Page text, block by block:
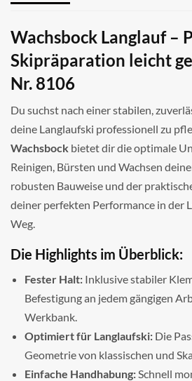
Wachsbock Langlauf –
Skipräparation leicht
Nr. 8106
Du suchst nach einer stabilen,
deine Langlaufski professionell zu
Wachsbock bietet dir die optimale
Reinigen, Bürsten und Wachsen
robusten Bauweise und der
deiner perfekten Performance in der
Weg.
Die Highlights im Überblick:
Fester Halt: Inklusive stabiler
Befestigung an jedem gängigen
Werkbank.
Optimiert für Langlaufski: Die
Geometrie von klassischen und
Einfache Handhabung:Schnell